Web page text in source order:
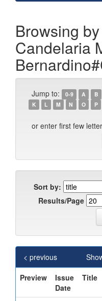
Browsing
Candelaria
Jump to: 0-9 A B
K
L M N O P
or enter first few
Sort by:
Results/Page
< previous
Preview
Issue
Date
Title